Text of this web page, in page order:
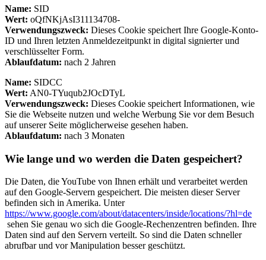
Name: SID
Wert: oQfNKjAsI311134708-
Verwendungszweck: Dieses Cookie speichert Ihre Google-Konto-
ID und Ihren letzten Anmeldezeitpunkt in digital signierter und
verschlüsselter Form.
Ablaufdatum: nach 2 Jahren
Name: SIDCC
Wert: AN0-TYuqub2JOcDTyL
Verwendungszweck: Dieses Cookie speichert Informationen, wie
Sie die Webseite nutzen und welche Werbung Sie vor dem Besuch
auf unserer Seite möglicherweise gesehen haben.
Ablaufdatum: nach 3 Monaten
Wie lange und wo werden die Daten gespeichert?
Die Daten, die YouTube von Ihnen erhält und verarbeitet werden
auf den Google-Servern gespeichert. Die meisten dieser Server
befinden sich in Amerika. Unter
https://www.google.com/about/datacenters/inside/locations/?hl=de
sehen Sie genau wo sich die Google-Rechenzentren befinden. Ihre
Daten sind auf den Servern verteilt. So sind die Daten schneller
abrufbar und vor Manipulation besser geschützt.